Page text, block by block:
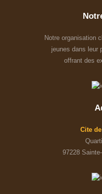
Notre organisation
jeunes dans leur
offrant des
Cite
97228